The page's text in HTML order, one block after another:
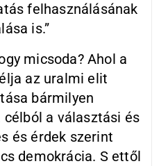
felhasználásának
is.”
micsoda? Ahol a
az uralmi elit
bármilyen
célból a választási és
és érdek szerint
demokrácia. S ettől